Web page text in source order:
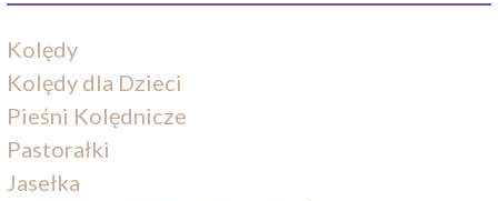
Kolędy
Kolędy dla Dzieci
Pieśni Kolędnicze
Pastorałki
Jasełka